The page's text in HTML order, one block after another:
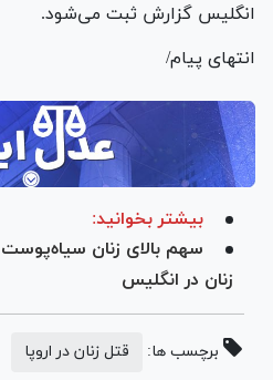
انگلیس گزارش ثبت می‌شود.
انتهای پیام/
بیشتر بخوانید:
سهم بالای زنان سیاه‌پوست
زنان در انگلیس
برچسب ها: قتل زنان در اروپا